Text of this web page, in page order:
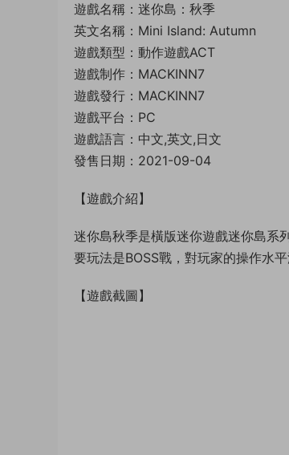
遊戲名稱：迷你島：秋季
英文名稱：Mini Island: Autumn
遊戲類型：動作遊戲ACT
遊戲制作：MACKINN7
遊戲發行：MACKINN7
遊戲平台：PC
遊戲語言：中文,英文,日文
發售日期：2021-09-04
【遊戲介紹】
迷你島秋季是橫版迷你遊戲迷你島系
要玩法是BOSS戰，對玩家的操作水
【遊戲截圖】